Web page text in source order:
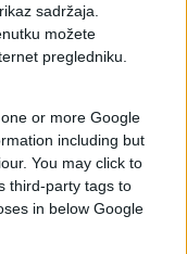
sadržaja.
možete
pregledniku.
or more Google
including but
You may click to
third-party tags to
in below Google
Kanade
tri koje će
odigrati u
očekuju još
24. juna.